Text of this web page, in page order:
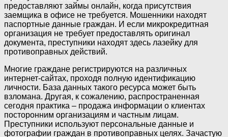
предоставляют займы онлайн, когда присутствия
заемщика в офисе не требуется. Мошенники находят
паспортные данные граждан. И если микрокредитная
организация не требует предоставлять оригинал
документа, преступники находят здесь лазейку для
противоправных действий.
Многие граждане регистрируются на различных
интернет-сайтах, проходя полную идентификацию
личности. База данных такого ресурса может быть
взломана. Другая, к сожалению, распространенная
сегодня практика – продажа информации о клиентах
посторонним организациям и частным лицам.
Преступники используют персональные данные и
фотографии граждан в противоправных целях. Зачастую